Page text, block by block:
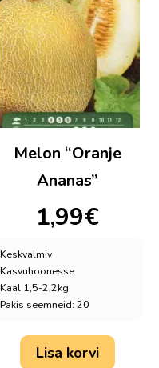
Melon “Oranje
Ananas”
1,99€
Keskvalmiv
Kasvuhoonesse
Kaal 1,5-2,2kg
Pakis seemneid: 20
Lisa korvi